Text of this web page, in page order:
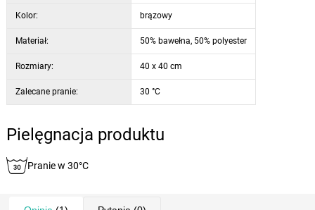
Kolor: brązowy
Materiał: 50% bawełna, 50% polyester
Rozmiary: 40 x 40 cm
Zalecane pranie: 30 °C
Pielęgnacja produktu
Pranie w 30°C